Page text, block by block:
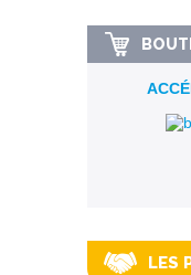
LES